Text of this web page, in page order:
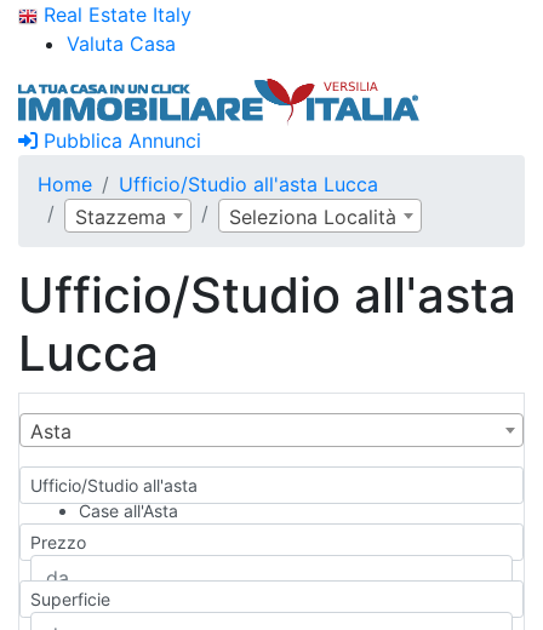
Real Estate Italy
Valuta Casa
Pubblica Annunci
Home
Ufficio/Studio all'asta Lucca
Stazzema
Seleziona Località
Ufficio/Studio all'asta
Lucca
Asta
Ufficio/Studio all'asta
Case all'Asta
Qualsiasi
Appartamento
Casa indipendente
Casa Semi-indipendente
Prezzo
Superficie